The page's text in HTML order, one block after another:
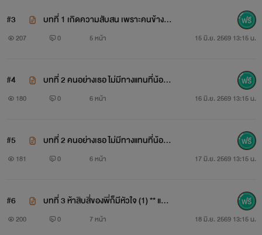
#3
บทที่ 1 เกิดความสับสน เพราะคนข้างเตี
ยงมันคือเขา (2)
207 0 5 หน้า 15 มิ.ย. 2569 13:15 น.
#4
บทที่ 2 คนอย่างเธอ ไม่มีทางแทนที่น้องส
าวพี่ได้หรอก (1)
180 0 6 หน้า 16 มิ.ย. 2569 13:15 น.
#5
บทที่ 2 คนอย่างเธอ ไม่มีทางแทนที่น้องส
าวพี่ได้หรอก (2)
181 0 6 หน้า 17 มิ.ย. 2569 13:15 น.
#6
บทที่ 3 ห้าสิบสี่ของพี่ก็มีหัวใจ (1) ** แจ้ง
ข่าว E-BOOK
200 0 7 หน้า 18 มิ.ย. 2569 13:15 น.